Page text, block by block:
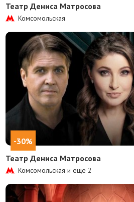
Театр Дениса Матросова
Комсомольская
-30%
Театр Дениса Матросова
Комсомольская и еще 2